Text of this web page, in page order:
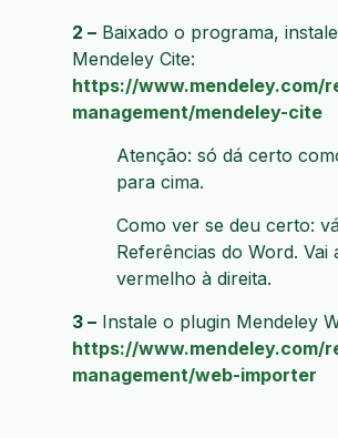
2 – Baixado o programa,
Mendeley Cite:
https://www.mendeley.com/
management/mendeley-cite
Atenção: só dá certo
para cima.
Como ver se deu certo:
Referências do Word.
vermelho à direita.
3 – Instale o plugin Mendeley
https://www.mendeley.com/
management/web-importer